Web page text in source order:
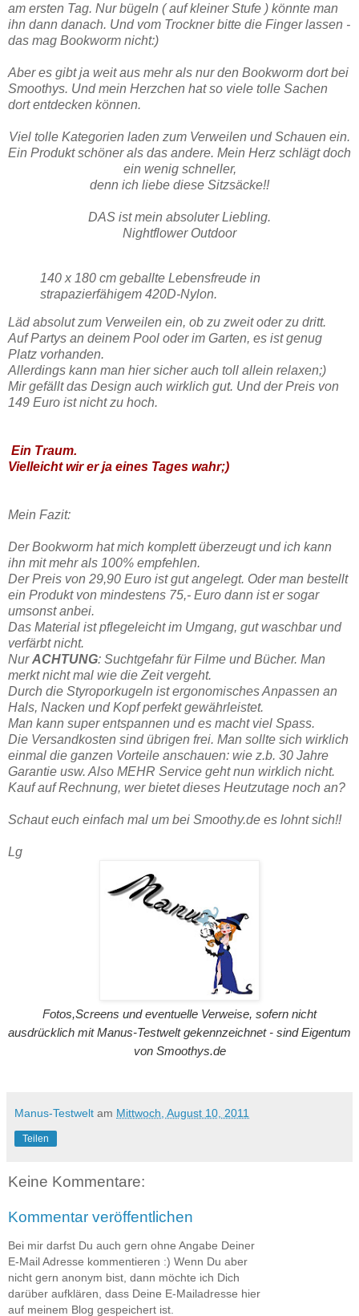
am ersten Tag. Nur bügeln ( auf kleiner Stufe ) könnte man
ihn dann danach. Und vom Trockner bitte die Finger lassen -
das mag Bookworm nicht:)
Aber es gibt ja weit aus mehr als nur den Bookworm dort bei
Smoothys. Und mein Herzchen hat so viele tolle Sachen
dort entdecken können.
Viel tolle Kategorien laden zum Verweilen und Schauen ein.
Ein Produkt schöner als das andere. Mein Herz schlägt doch
ein wenig schneller,
denn ich liebe diese Sitzsäcke!!
DAS ist mein absoluter Liebling.
Nightflower Outdoor
140 x 180 cm geballte Lebensfreude in
strapazierfähigem 420D-Nylon.
Läd absolut zum Verweilen ein, ob zu zweit oder zu dritt.
Auf Partys an deinem Pool oder im Garten, es ist genug
Platz vorhanden.
Allerdings kann man hier sicher auch toll allein relaxen;)
Mir gefällt das Design auch wirklich gut. Und der Preis von
149 Euro ist nicht zu hoch.
Ein Traum.
Vielleicht wir er ja eines Tages wahr;)
Mein Fazit:
Der Bookworm hat mich komplett überzeugt und ich kann
ihn mit mehr als 100% empfehlen.
Der Preis von 29,90 Euro ist gut angelegt. Oder man bestellt
ein Produkt von mindestens 75,- Euro dann ist er sogar
umsonst anbei.
Das Material ist pflegeleicht im Umgang, gut waschbar und
verfärbt nicht.
NurACHTUNG: Suchtgefahr für Filme und Bücher. Man
merkt nicht mal wie die Zeit vergeht.
Durch die Styroporkugeln ist ergonomisches Anpassen an
Hals, Nacken und Kopf perfekt gewährleistet.
Man kann super entspannen und es macht viel Spass.
Die Versandkosten sind übrigen frei. Man sollte sich wirklich
einmal die ganzen Vorteile anschauen: wie z.b. 30 Jahre
Garantie usw. Also MEHR Service geht nun wirklich nicht.
Kauf auf Rechnung, wer bietet dieses Heutzutage noch an?
Schaut euch einfach mal um bei Smoothy.de es lohnt sich!!
Lg
Fotos,Screens und eventuelle Verweise, sofern nicht
ausdrücklich mit Manus-Testwelt gekennzeichnet - sind Eigentum
von Smoothys.de
Manus-Testwelt am Mittwoch, August 10, 2011
Teilen
Keine Kommentare:
Kommentar veröffentlichen
Bei mir darfst Du auch gern ohne Angabe Deiner
E-Mail Adresse kommentieren :) Wenn Du aber
nicht gern anonym bist, dann möchte ich Dich
darüber aufklären, dass Deine E-Mailadresse hier
auf meinem Blog gespeichert ist.